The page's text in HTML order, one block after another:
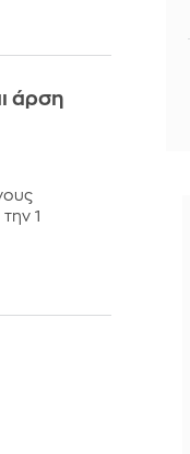
άρση
1